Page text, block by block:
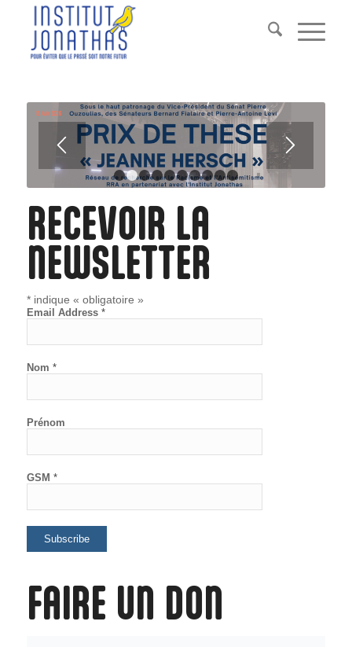
12345678910
RECEVOIR LA
NEWSLETTER
*indique « obligatoire »
Email Address *
Nom *
Prénom
GSM *
FAIRE UN DON